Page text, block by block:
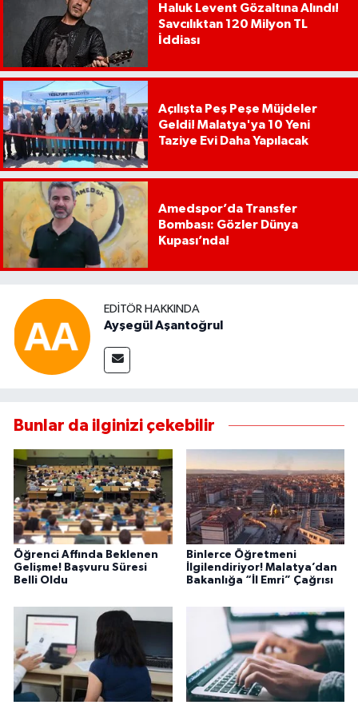
Haluk Levent Gözaltına Alındı!
Savcılıktan 120 Milyon TL
İddiası
Açılışta Peş Peşe Müjdeler
Geldi! Malatya'ya 10 Yeni
Taziye Evi Daha Yapılacak
Amedspor’da Transfer
Bombası: Gözler Dünya
Kupası’nda!
EDITÖR HAKKINDA
Ayşegül Aşantoğrul
Bunlar da ilginizi çekebilir
Öğrenci Affında Beklenen
Gelişme! Başvuru Süresi
Belli Oldu
Binlerce Öğretmeni
İlgilendiriyor! Malatya’dan
Bakanlığa “İl Emri” Çağrısı